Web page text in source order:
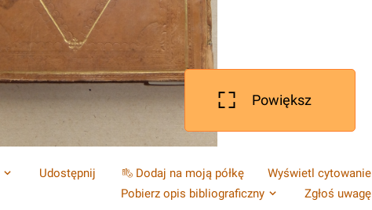
Powiększ
Udostępnij Dodaj na moją półkę
Wyświetl cytowanie
Pobierz opis bibliograficzny
Zgłoś uwagę